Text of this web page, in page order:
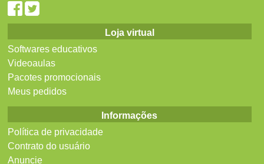
Loja virtual
Softwares educativos
Videoaulas
Pacotes promocionais
Meus pedidos
Informações
Política de privacidade
Contrato do usuário
Anuncie